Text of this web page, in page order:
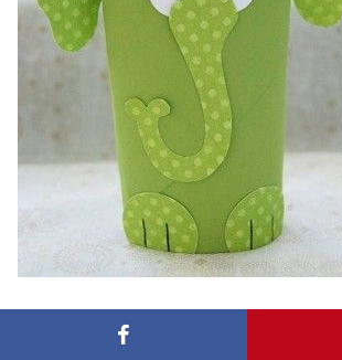
imageneseducativas